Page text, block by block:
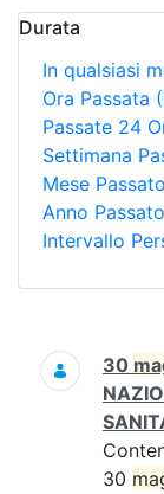
Durata
In qualsiasi
Ora Passata
Passate 24
Settimana
Mese Passato
Anno Passato
Intervallo
Ricerca
30
30